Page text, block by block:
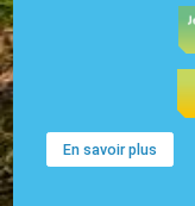
En savoir plus